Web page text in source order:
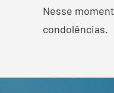
Nesse
condolências.